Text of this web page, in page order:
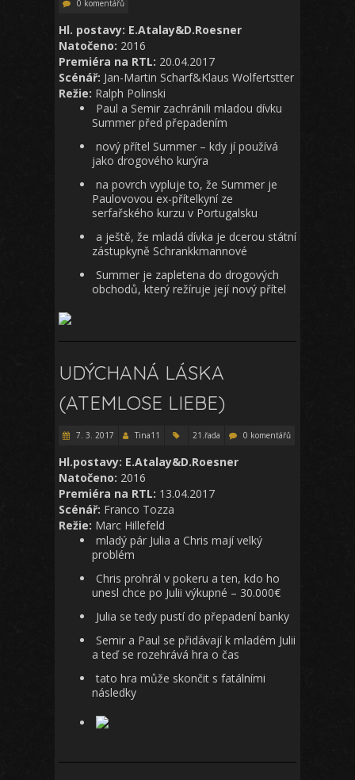
0 komentářů
Hl. postavy: E.Atalay&D.Roesner
Natočeno: 2016
Premiéra na RTL: 20.04.2017
Scénář: Jan-Martin Scharf&Klaus Wolfertstter
Režie: Ralph Polinski
Paul a Semir zachránili mladou dívku
Summer před přepadením
nový přítel Summer – kdy jí používá
jako drogového kurýra
na povrch vypluje to, že Summer je
Paulovovou ex-přítelkyní ze
serfařského kurzu v Portugalsku
a ještě, že mladá dívka je dcerou státní
zástupkyně Schrankkmannové
Summer je zapletena do drogových
obchodů, který režíruje její nový přítel
UDÝCHANÁ LÁSKA
(ATEMLOSE LIEBE)
7. 3. 2017 Tina11 21.řada 0 komentářů
Hl.postavy: E.Atalay&D.Roesner
Natočeno: 2016
Premiéra na RTL: 13.04.2017
Scénář: Franco Tozza
Režie: Marc Hillefeld
mladý pár Julia a Chris mají velký
problém
Chris prohrál v pokeru a ten, kdo ho
unesl chce po Julii výkupné – 30.000€
Julia se tedy pustí do přepadení banky
Semir a Paul se přidávají k mladém Julii
a teď se rozehrává hra o čas
tato hra může skončit s fatálními
následky